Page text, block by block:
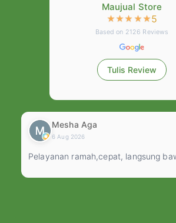
Maujual Store
★★★ ★★5
Based on 2126 Reviews
Tulis Review
Mesha Aga
6 Aug 2026
Pelayanan ramah,cepat, langsung